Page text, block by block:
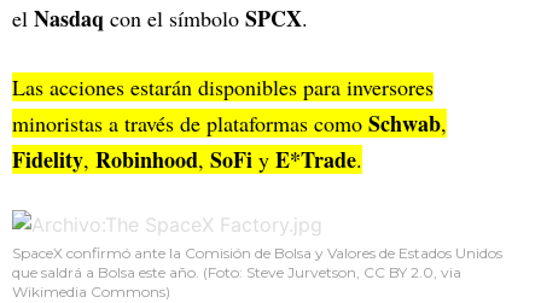
el Nasdaq con el símbolo SPCX.
Las acciones estarán disponibles para inversores
minoristas a través de plataformas como Schwab,
Fidelity, Robinhood, SoFi y E*Trade.
SpaceX confirmó ante la Comisión de Bolsa y Valores de Estados Unidos
que saldrá a Bolsa este año. (Foto: Steve Jurvetson, CC BY 2.0, via
Wikimedia Commons)